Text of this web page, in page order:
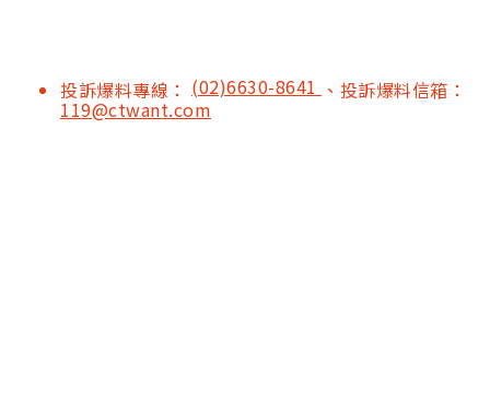
投訴爆料專線： (02)6630-8641 、投訴爆料信箱：
119@ctwant.com